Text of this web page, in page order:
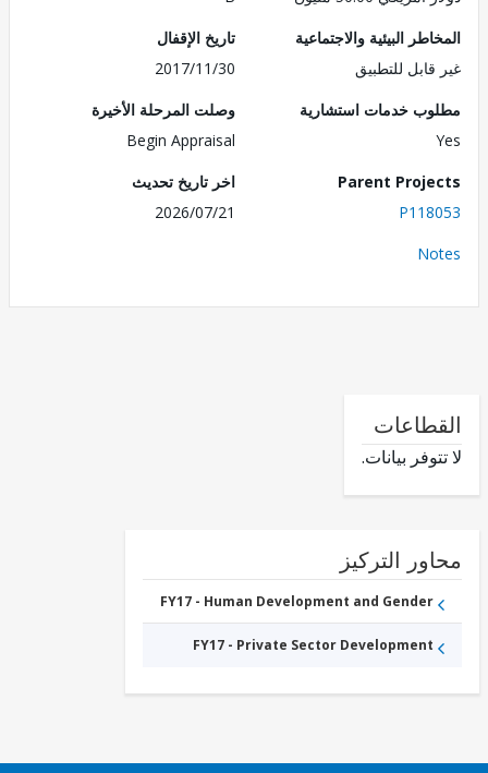
البيئية والاجتماعية
للتطبيق
تاريخ الإقفال
2017/11/30
خدمات استشارية
وصلت المرحلة الأخيرة
Begin Appraisal
Parent
اخر تاريخ تحديث
2026/07/21
بيانات.
التركيز
FY17 - Human Development and Gender
FY17 - Private Sector Development